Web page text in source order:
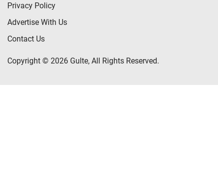
Privacy Policy
Advertise With Us
Contact Us
Copyright © 2026 Gulte, All Rights Reserved.